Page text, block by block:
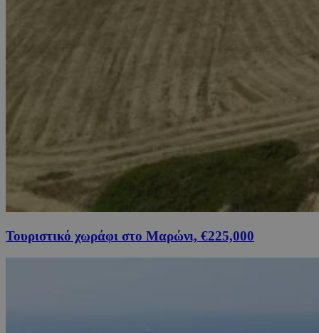
Τουριστικό χωράφι στο Μαρώνι, €225,000